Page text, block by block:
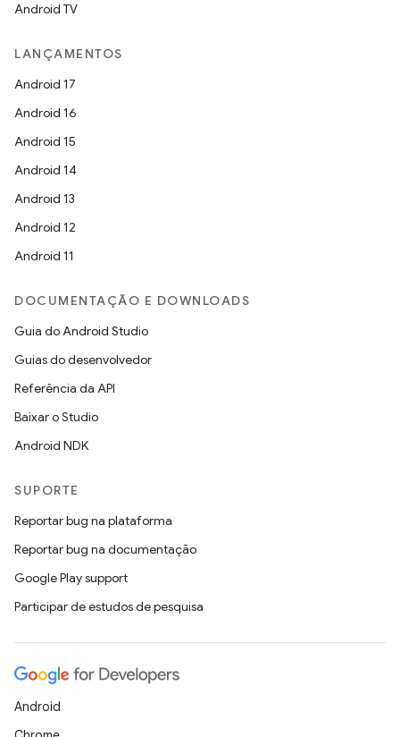
Android TV
LANÇAMENTOS
Android 17
Android 16
Android 15
Android 14
Android 13
Android 12
Android 11
DOCUMENTAÇÃO E DOWNLOADS
Guia do Android Studio
Guias do desenvolvedor
Referência da API
Baixar o Studio
Android NDK
SUPORTE
Reportar bug na plataforma
Reportar bug na documentação
Google Play support
Participar de estudos de pesquisa
Android